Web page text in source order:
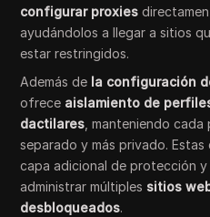
configurar proxies
ayudándolos a llegar a sitios
estar restringidos.
Además de la configuración
ofrece aislamiento de
dactilares , manteniendo
separado y más privado.
capa adicional de protección
administrar múltiples sitios
desbloqueados.